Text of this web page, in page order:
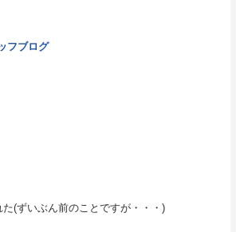
フブログ
(ずいぶん前のことですが・・・)